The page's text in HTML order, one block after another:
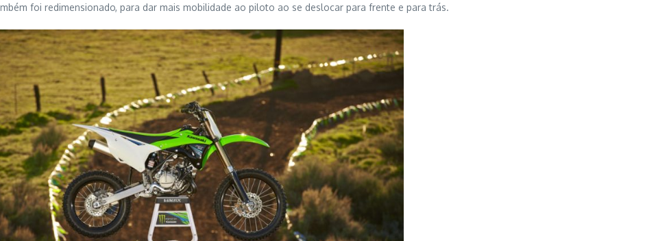
foi redimensionado, para dar mais mobilidade ao piloto ao se deslocar para frente e para trás.